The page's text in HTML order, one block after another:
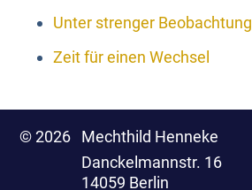
Unter strenger Beobachtung
Zeit für einen Wechsel
© 2026
Mechthild Henneke
Danckelmannstr. 16
14059 Berlin